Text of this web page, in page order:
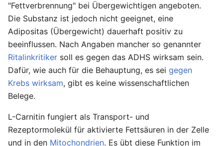
"Fettverbrennung" bei Übergewichtigen angeboten.
Die Substanz ist jedoch nicht geeignet, eine
Adipositas (Übergewicht) dauerhaft positiv zu
beeinflussen. Nach Angaben mancher so genannter
Ritalinkritiker soll es gegen das ADHS wirksam sein.
Dafür, wie auch für die Behauptung, es sei gegen
Krebs wirksam, gibt es keine wissenschaftlichen
Belege.
L-Carnitin fungiert als Transport- und
Rezeptormolekül für aktivierte Fettsäuren in der Zelle
und in den Mitochondrien. Es übt diese Funktion im